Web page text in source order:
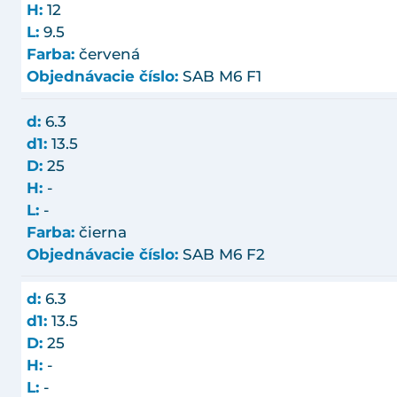
H: 12
L: 9.5
Farba: červená
Objednávacie číslo: SAB M6 F1
d: 6.3
d1: 13.5
D: 25
H: -
L: -
Farba: čierna
Objednávacie číslo: SAB M6 F2
d: 6.3
d1: 13.5
D: 25
H: -
L: -